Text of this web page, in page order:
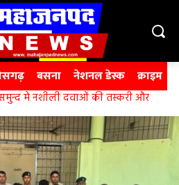
बसना नेशनल डेस्क क्राइम
मे नशीली दवाओं की तस्करी और